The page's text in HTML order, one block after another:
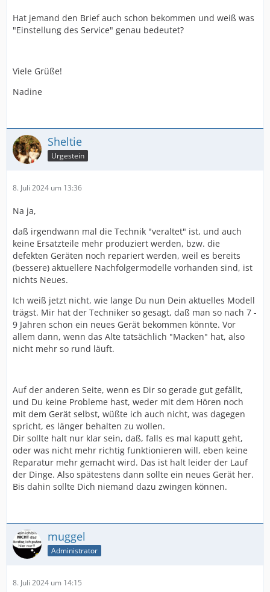
Hat jemand den Brief auch schon bekommen und weiß was
"Einstellung des Service" genau bedeutet?
Viele Grüße!
Nadine
Sheltie
Urgestein
8. Juli 2024 um 13:36
Na ja,
daß irgendwann mal die Technik "veraltet" ist, und auch
keine Ersatzteile mehr produziert werden, bzw. die
defekten Geräten noch repariert werden, weil es bereits
(bessere) aktuellere Nachfolgermodelle vorhanden sind, ist
nichts Neues.
Ich weiß jetzt nicht, wie lange Du nun Dein aktuelles Modell
trägst. Mir hat der Techniker so gesagt, daß man so nach 7 -
9 Jahren schon ein neues Gerät bekommen könnte. Vor
allem dann, wenn das Alte tatsächlich "Macken" hat, also
nicht mehr so rund läuft.
Auf der anderen Seite, wenn es Dir so gerade gut gefällt,
und Du keine Probleme hast, weder mit dem Hören noch
mit dem Gerät selbst, wüßte ich auch nicht, was dagegen
spricht, es länger behalten zu wollen.
Dir sollte halt nur klar sein, daß, falls es mal kaputt geht,
oder was nicht mehr richtig funktionieren will, eben keine
Reparatur mehr gemacht wird. Das ist halt leider der Lauf
der Dinge. Also spätestens dann sollte ein neues Gerät her.
Bis dahin sollte Dich niemand dazu zwingen können.
muggel
Administrator
8. Juli 2024 um 14:15